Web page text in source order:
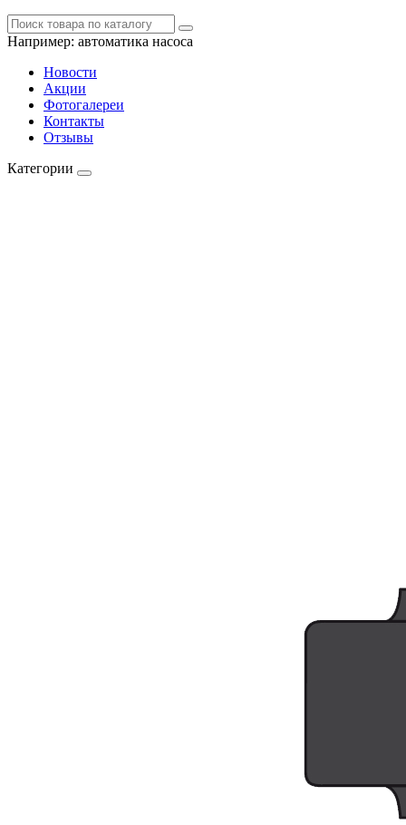
Например: автоматика насоса
Новости
Акции
Фотогалереи
Контакты
Отзывы
Категории